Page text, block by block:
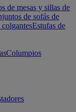
de mesas y sillas de
de sofás de
colgantesEstufas de
Columpios